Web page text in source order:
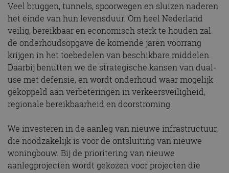
Veel bruggen, tunnels, spoorwegen en sluizen naderen
het einde van hun levensduur. Om heel Nederland
veilig, bereikbaar en economisch sterk te houden zal
de onderhoudsopgave de komende jaren voorrang
krijgen in het toebedelen van beschikbare middelen.
Daarbij benutten we de strategische kansen van dual-
use met defensie, en wordt onderhoud waar mogelijk
gekoppeld aan verbeteringen in verkeersveiligheid,
regionale bereikbaarheid en doorstroming.
We investeren in de aanleg van nieuwe infrastructuur,
die noodzakelijk is voor de ontsluiting van nieuwe
woningbouw. Bij de prioritering van nieuwe
aanlegprojecten wordt gekozen voor projecten die